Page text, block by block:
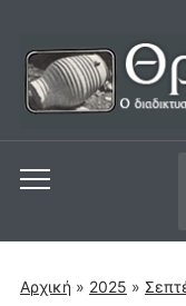
Εναλλαγή
μενού
για
Αρχική » 2025 »